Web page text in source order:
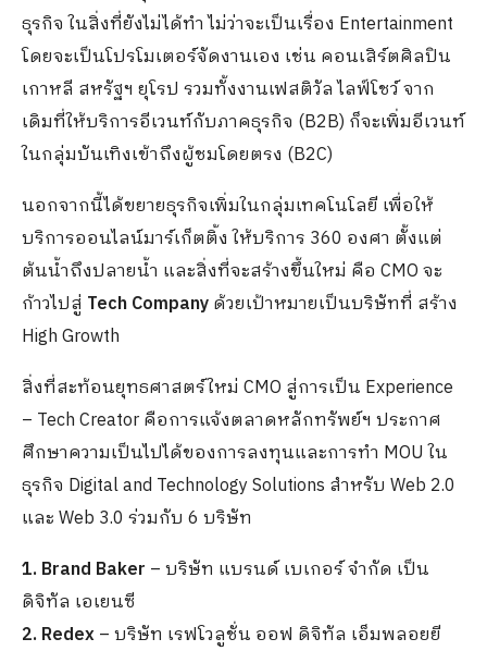
ธุรกิจ ในสิ่งที่ยังไม่ได้ทำ ไม่ว่าจะเป็นเรื่อง Entertainment
โดยจะเป็นโปรโมเตอร์จัดงานเอง เช่น คอนเสิร์ตศิลปิน
เกาหลี สหรัฐฯ ยุโรป รวมทั้งงานเฟสติวัล ไลฟ์โชว์ จาก
เดิมที่ให้บริการอีเวนท์กับภาคธุรกิจ (B2B) ก็จะเพิ่มอีเวนท์
ในกลุ่มบันเทิงเข้าถึงผู้ชมโดยตรง (B2C)
นอกจากนี้ได้ขยายธุรกิจเพิ่มในกลุ่มเทคโนโลยี เพื่อให้
บริการออนไลน์มาร์เก็ตติ้ง ให้บริการ 360 องศา ตั้งแต่
ต้นน้ำถึงปลายน้ำ และสิ่งที่จะสร้างขึ้นใหม่ คือ CMO จะ
ก้าวไปสู่ Tech Companyด้วยเป้าหมายเป็นบริษัทที่ สร้าง
High Growth
สิ่งที่สะท้อนยุทธศาสตร์ใหม่ CMO สู่การเป็น Experience
– Tech Creator คือการแจ้งตลาดหลักทรัพย์ฯ ประกาศ
ศึกษาความเป็นไปได้ของการลงทุนและการทำ MOU ใน
ธุรกิจ Digital and Technology Solutions สำหรับ Web 2.0
และ Web 3.0 ร่วมกับ 6 บริษัท
1. Brand Baker – บริษัท แบรนด์ เบเกอร์ จำกัด เป็น
ดิจิทัล เอเยนซี
2. Redex– บริษัท เรฟโวลูชั่น ออฟ ดิจิทัล เอ็มพลอยยี